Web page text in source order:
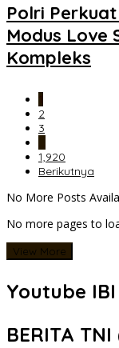
Polri
Modus Love
Kompleks
2
3
1,920
Berikutnya
No More Posts
No more pages to
View More
Youtube
BERITA